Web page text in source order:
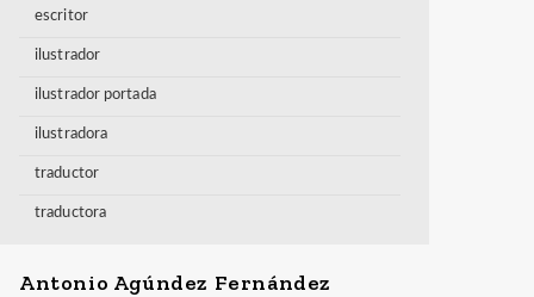
escritor
ilustrador
ilustrador portada
ilustradora
traductor
traductora
Antonio Agúndez Fernández